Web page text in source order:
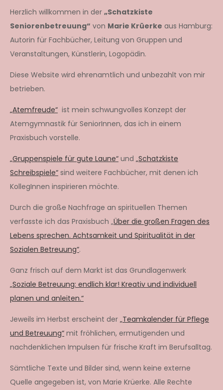
Herzlich willkommen in der „Schatzkiste
Seniorenbetreuung“ von Marie Krüerke aus Hamburg:
Autorin für Fachbücher, Leitung von Gruppen und
Veranstaltungen, Künstlerin, Logopädin.
Diese Website wird ehrenamtlich und unbezahlt von mir
betrieben.
„Atemfreude“ ist mein schwungvolles Konzept der
Atemgymnastik für SeniorInnen, das ich in einem
Praxisbuch vorstelle.
„Gruppenspiele für gute Laune“ und „Schatzkiste
Schreibspiele“ sind weitere Fachbücher, mit denen ich
KollegInnen inspirieren möchte.
Durch die große Nachfrage an spirituellen Themen
verfasste ich das Praxisbuch „Über die großen Fragen des
Lebens sprechen. Achtsamkeit und Spiritualität in der
Sozialen Betreuung“.
Ganz frisch auf dem Markt ist das Grundlagenwerk
„Soziale Betreuung: endlich klar! Kreativ und individuell
planen und anleiten.“
Jeweils im Herbst erscheint der „Teamkalender für Pflege
und Betreuung“ mit fröhlichen, ermutigenden und
nachdenklichen Impulsen für frische Kraft im Berufsalltag.
Sämtliche Texte und Bilder sind, wenn keine externe
Quelle angegeben ist, von Marie Krüerke. Alle Rechte